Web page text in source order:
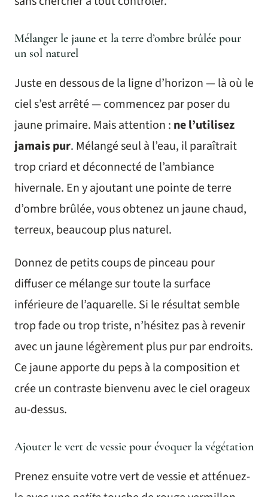
Mélanger le jaune et la terre d’ombre brûlée pour
un sol naturel
Juste en dessous de la ligne d’horizon — là où le
ciel s’est arrêté — commencez par poser du
jaune primaire. Mais attention : ne l’utilisez
jamais pur. Mélangé seul à l’eau, il paraîtrait
trop criard et déconnecté de l’ambiance
hivernale. En y ajoutant une pointe de terre
d’ombre brûlée, vous obtenez un jaune chaud,
terreux, beaucoup plus naturel.
Donnez de petits coups de pinceau pour
diffuser ce mélange sur toute la surface
inférieure de l’aquarelle. Si le résultat semble
trop fade ou trop triste, n’hésitez pas à revenir
avec un jaune légèrement plus pur par endroits.
Ce jaune apporte du peps à la composition et
crée un contraste bienvenu avec le ciel orageux
au-dessus.
Ajouter le vert de vessie pour évoquer la végétation
Prenez ensuite votre vert de vessie et atténuez-